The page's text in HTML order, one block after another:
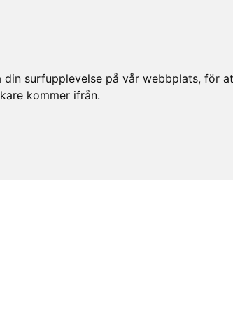
surfupplevelse på vår webbplats, för
kommer ifrån.